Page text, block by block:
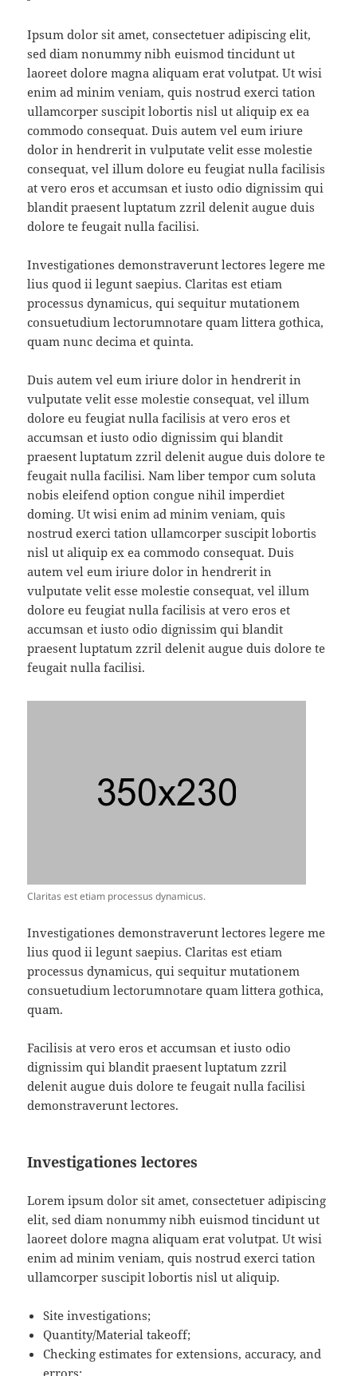
Ipsum dolor sit amet, consectetuer adipiscing elit,
sed diam nonummy nibh euismod tincidunt ut
laoreet dolore magna aliquam erat volutpat. Ut wisi
enim ad minim veniam, quis nostrud exerci tation
ullamcorper suscipit lobortis nisl ut aliquip ex ea
commodo consequat. Duis autem vel eum iriure
dolor in hendrerit in vulputate velit esse molestie
consequat, vel illum dolore eu feugiat nulla facilisis
at vero eros et accumsan et iusto odio dignissim qui
blandit praesent luptatum zzril delenit augue duis
dolore te feugait nulla facilisi.
Investigationes demonstraverunt lectores legere me
lius quod ii legunt saepius. Claritas est etiam
processus dynamicus, qui sequitur mutationem
consuetudium lectorumnotare quam littera gothica,
quam nunc decima et quinta.
Duis autem vel eum iriure dolor in hendrerit in
vulputate velit esse molestie consequat, vel illum
dolore eu feugiat nulla facilisis at vero eros et
accumsan et iusto odio dignissim qui blandit
praesent luptatum zzril delenit augue duis dolore te
feugait nulla facilisi. Nam liber tempor cum soluta
nobis eleifend option congue nihil imperdiet
doming. Ut wisi enim ad minim veniam, quis
nostrud exerci tation ullamcorper suscipit lobortis
nisl ut aliquip ex ea commodo consequat. Duis
autem vel eum iriure dolor in hendrerit in
vulputate velit esse molestie consequat, vel illum
dolore eu feugiat nulla facilisis at vero eros et
accumsan et iusto odio dignissim qui blandit
praesent luptatum zzril delenit augue duis dolore te
feugait nulla facilisi.
Claritas est etiam processus dynamicus.
Investigationes demonstraverunt lectores legere me
lius quod ii legunt saepius. Claritas est etiam
processus dynamicus, qui sequitur mutationem
consuetudium lectorumnotare quam littera gothica,
quam.
Facilisis at vero eros et accumsan et iusto odio
dignissim qui blandit praesent luptatum zzril
delenit augue duis dolore te feugait nulla facilisi
demonstraverunt lectores.
Investigationes lectores
Lorem ipsum dolor sit amet, consectetuer adipiscing
elit, sed diam nonummy nibh euismod tincidunt ut
laoreet dolore magna aliquam erat volutpat. Ut wisi
enim ad minim veniam, quis nostrud exerci tation
ullamcorper suscipit lobortis nisl ut aliquip.
Site investigations;
Quantity/Material takeoff;
Checking estimates for extensions, accuracy, and